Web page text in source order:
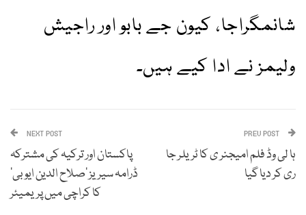
شانمگراجا، کیون جے بابو اور راجیش
ولیمز نے ادا کیے ہیں۔
ہا لی وڈ فلم امیجنر ی کا ٹریلر جا
ری کر دیا گیا
NEXT POST
پاکستان اور ترکیہ کی مشترکہ
ڈرامہ سیریز ’صلاح الدین ایوبی‘
کا کراچی میں پریمیئر